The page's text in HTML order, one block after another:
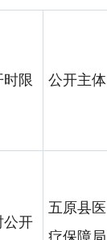
时限 公开主体
公开
五原县医
疗保障局